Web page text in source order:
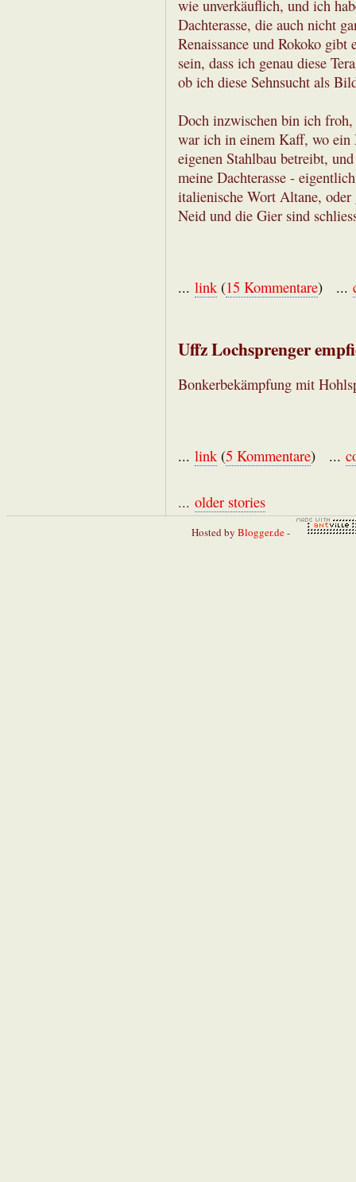
wie unverkäuflich, und ich
Dachterasse, die auch nicht
Renaissance und Rokoko
sein, dass ich genau diese
ob ich diese Sehnsucht als
Doch inzwischen bin ich froh,
war ich in einem Kaff, wo ein
eigenen Stahlbau betreibt,
meine Dachterasse -
italienische Wort Altane,
Neid und die Gier sind
... link(15 Kommentare) ...
Uffz Lochsprenger
Bonkerbekämpfung mit
... link (5 Kommentare) ...
... older stories
Hosted by Blogger.de-